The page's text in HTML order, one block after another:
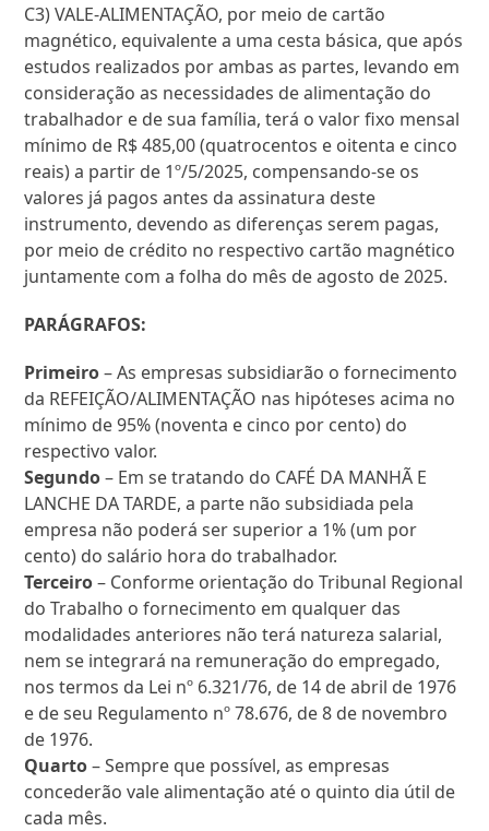
C3) VALE-ALIMENTAÇÃO, por meio de cartão
magnético, equivalente a uma cesta básica, que após
estudos realizados por ambas as partes, levando em
consideração as necessidades de alimentação do
trabalhador e de sua família, terá o valor fixo mensal
mínimo de R$ 485,00 (quatrocentos e oitenta e cinco
reais) a partir de 1º/5/2025, compensando-se os
valores já pagos antes da assinatura deste
instrumento, devendo as diferenças serem pagas,
por meio de crédito no respectivo cartão magnético
juntamente com a folha do mês de agosto de 2025.
PARÁGRAFOS:
Primeiro– As empresas subsidiarão o fornecimento
da REFEIÇÃO/ALIMENTAÇÃO nas hipóteses acima no
mínimo de 95% (noventa e cinco por cento) do
respectivo valor.
Segundo– Em se tratando do CAFÉ DA MANHÃ E
LANCHE DA TARDE, a parte não subsidiada pela
empresa não poderá ser superior a 1% (um por
cento) do salário hora do trabalhador.
Terceiro– Conforme orientação do Tribunal Regional
do Trabalho o fornecimento em qualquer das
modalidades anteriores não terá natureza salarial,
nem se integrará na remuneração do empregado,
nos termos da Lei nº 6.321/76, de 14 de abril de 1976
e de seu Regulamento nº 78.676, de 8 de novembro
de 1976.
Quarto– Sempre que possível, as empresas
concederão vale alimentação até o quinto dia útil de
cada mês.